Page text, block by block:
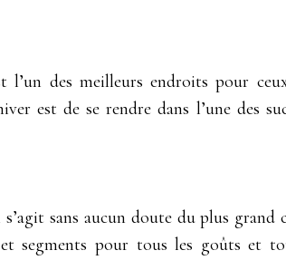
l’un des meilleurs endroits pour
est de se rendre dans l’une des
sans aucun doute du plus grand
segments pour tous les goûts et